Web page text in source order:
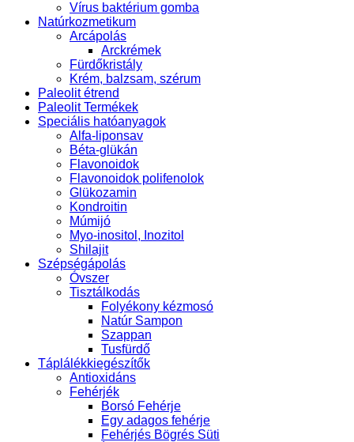
Vírus baktérium gomba
Natúrkozmetikum
Arcápolás
Arckrémek
Fürdőkristály
Krém, balzsam, szérum
Paleolit étrend
Paleolit Termékek
Speciális hatóanyagok
Alfa-liponsav
Béta-glükán
Flavonoidok
Flavonoidok polifenolok
Glükozamin
Kondroitin
Múmijó
Myo-inositol, Inozitol
Shilajit
Szépségápolás
Óvszer
Tisztálkodás
Folyékony kézmosó
Natúr Sampon
Szappan
Tusfürdő
Táplálékkiegészítők
Antioxidáns
Fehérjék
Borsó Fehérje
Egy adagos fehérje
Fehérjés Bögrés Süti